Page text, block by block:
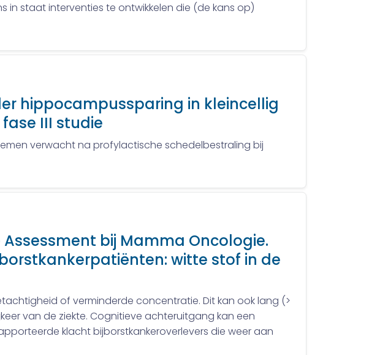
staat interventies te ontwikkelen die (de kans op)
hippocampussparing in kleincellig
III studie
verwacht na profylactische schedelbestraling bij
bij Mamma Oncologie.
witte stof in de
of verminderde concentratie. Dit kan ook lang (>
van de ziekte. Cognitieve achteruitgang kan een
klacht bijborstkankeroverlevers die weer aan